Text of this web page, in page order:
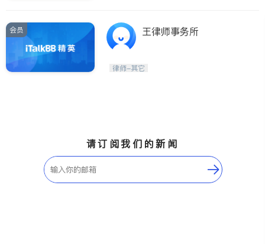
会员 王律师事务所
律师-其它
请订阅我们的新闻